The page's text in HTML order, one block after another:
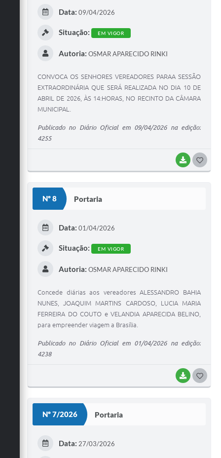
BAIXAR
Data: 09/04/2026
Situação: EM VIGOR
Autoria: OSMAR APARECIDO RINKI
CONVOCA OS SENHORES VEREADORES PARAA SESSÃO
EXTRAORDINÁRIA QUE SERÁ REALIZADA NO DIA 10 DE
ABRIL DE 2026, ÀS 14:HORAS, NO RECINTO DA CÂMARA
MUNICIPAL.
Publicado no Diário Oficial em 09/04/2026 na edição:
4255
Nº 8 Portaria
BAIXAR
Data: 01/04/2026
Situação: EM VIGOR
Autoria: OSMAR APARECIDO RINKI
Concede diárias aos vereadores ALESSANDRO BAHIA
NUNES, JOAQUIM MARTINS CARDOSO, LUCIA MARIA
FERREIRA DO COUTO e VELANDIA APARECIDA BELINO,
para empreender viagem a Brasília.
Publicado no Diário Oficial em 01/04/2026 na edição:
4238
Nº 7/2026 Portaria
Data: 27/03/2026